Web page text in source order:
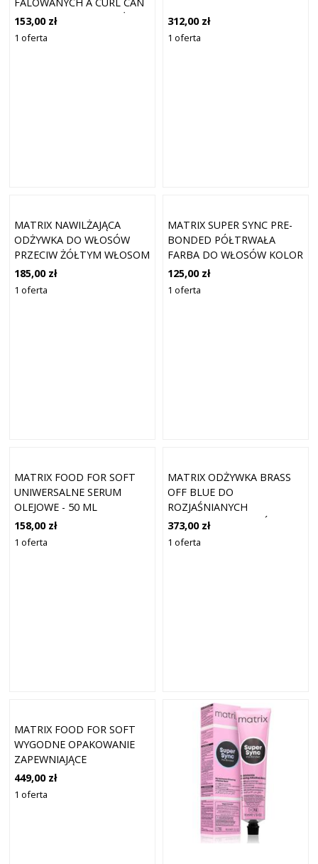
DREAM LIGHT HOLD (ŻEL O
LEKKIM UTRWALENIU) 250
153,00 zł
1 oferta
312,00 zł
1 oferta
MATRIX NAWILŻAJĄCA
ODŻYWKA DO WŁOSÓW
PRZECIW ŻÓŁTYM WŁOSOM
1000 ML
185,00 zł
1 oferta
MATRIX SUPER SYNC PRE-
BONDED PÓŁTRWAŁA
FARBA DO WŁOSÓW KOLOR
8NN NEUTRAL NEUTRAL
LIGHT BLONDE 90 ML
125,00 zł
1 oferta
MATRIX FOOD FOR SOFT
UNIWERSALNE SERUM
OLEJOWE - 50 ML
158,00 zł
1 oferta
MATRIX ODŻYWKA BRASS
OFF BLUE DO
ROZJAŚNIANYCH
BRĄZOWYCH WŁOSÓW
1000 ML
373,00 zł
1 oferta
MATRIX FOOD FOR SOFT
WYGODNE OPAKOWANIE
ZAPEWNIAJĄCE
INTENSYWNE
NAWODNIENIE
449,00 zł
1 oferta